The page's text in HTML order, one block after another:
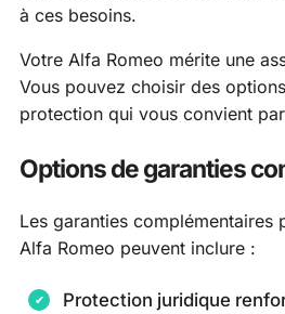
à ces besoins.
Votre Alfa Romeo mérite une
Vous pouvez choisir des
protection qui vous convient
Options de garanties
Les garanties complémentaires
Alfa Romeo peuvent inclure :
Protection juridique